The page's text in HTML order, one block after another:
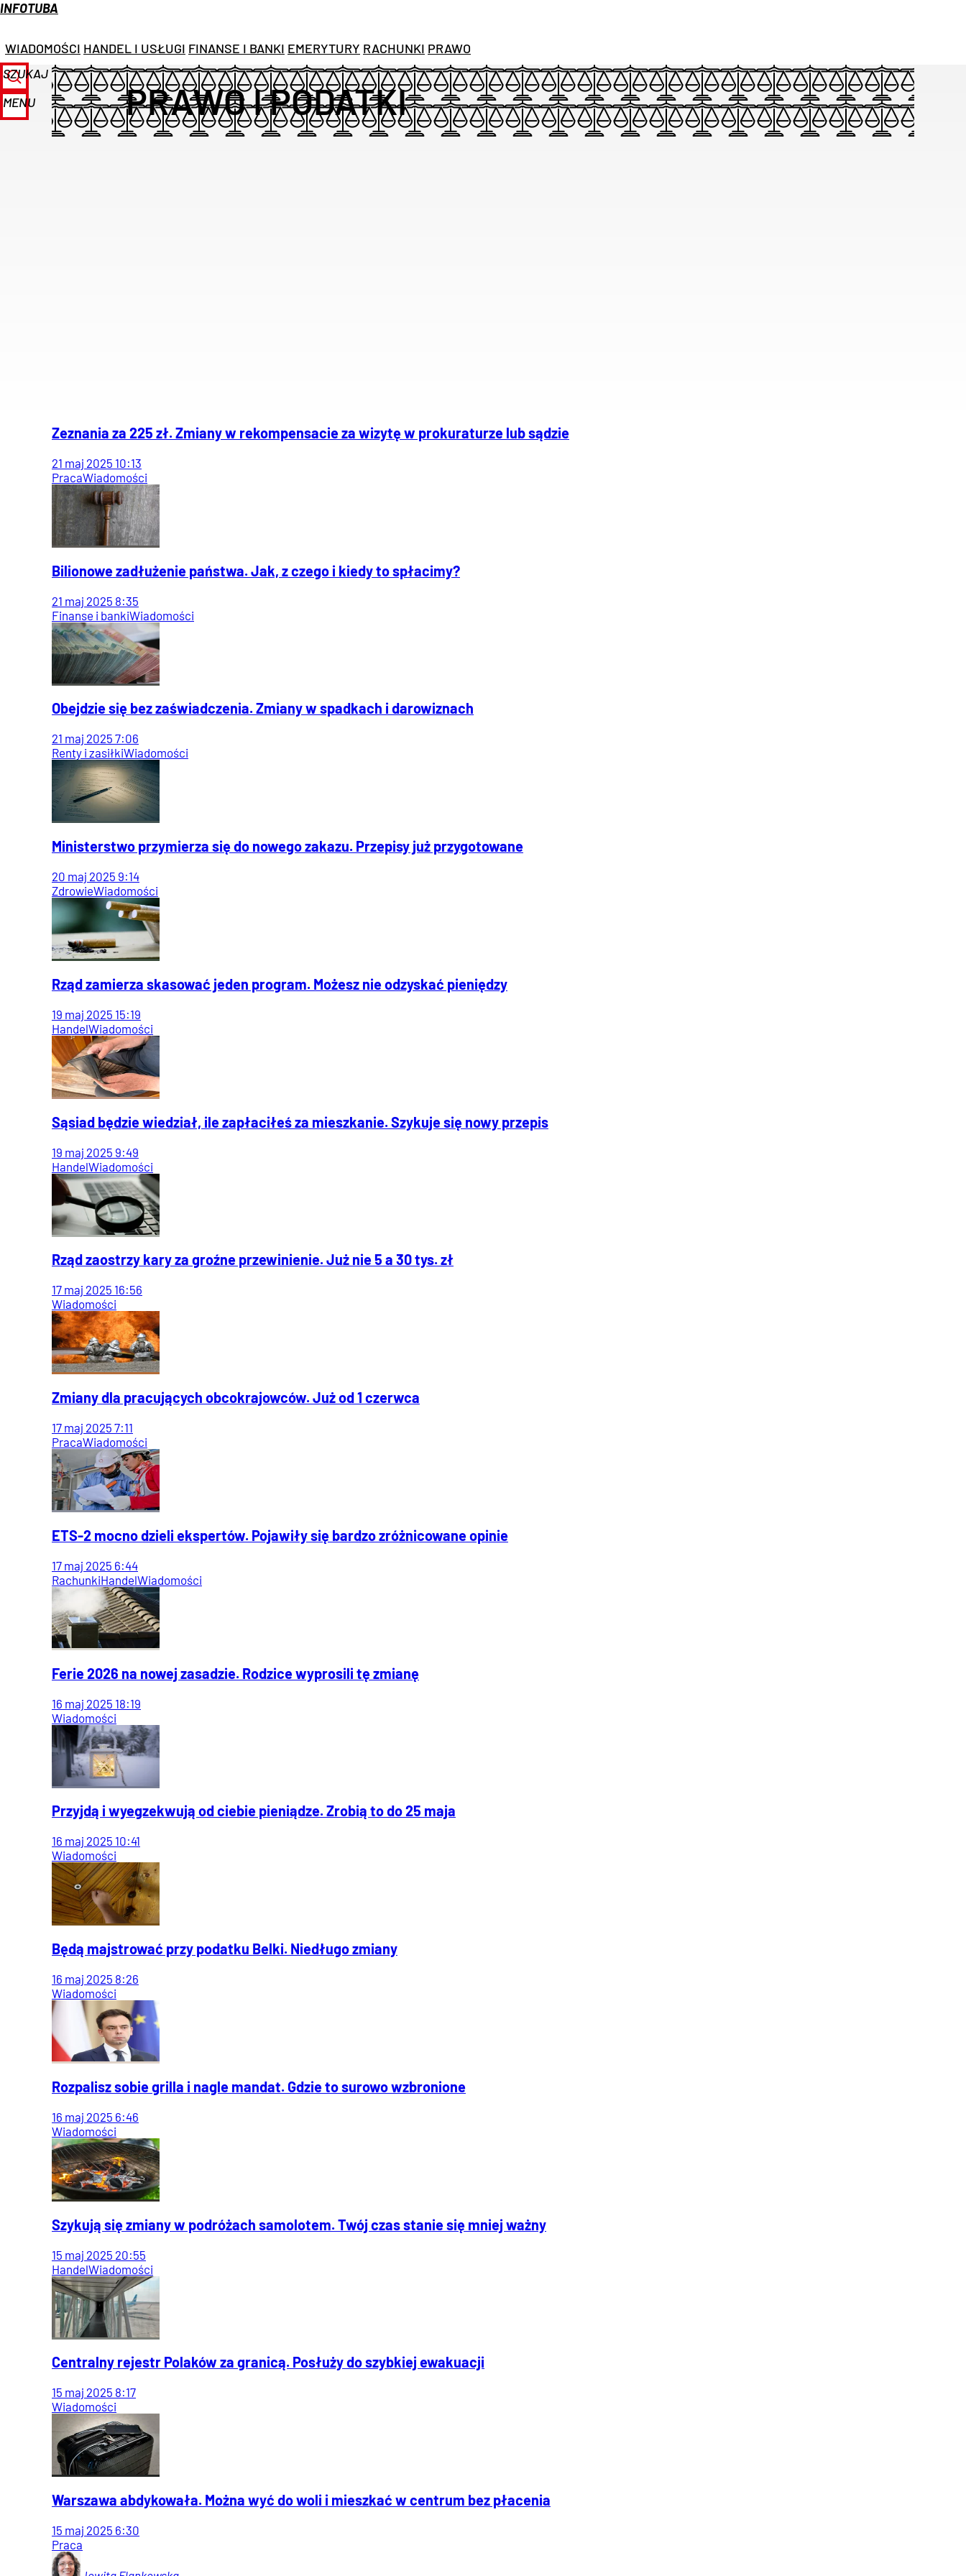
INFOTUBA
WIADOMOŚCI HANDEL I USŁUGI FINANSE I BANKI EMERYTURY RACHUNKI PRAWO
SZUKAJ
MENU
PRAWO I PODATKI
Zeznania za 225 zł. Zmiany w rekompensacie za wizytę w prokuraturze lub sądzie
21 maj 2025 10:13
PracaWiadomości
Bilionowe zadłużenie państwa. Jak, z czego i kiedy to spłacimy?
21 maj 2025 8:35
Finanse i bankiWiadomości
Obejdzie się bez zaświadczenia. Zmiany w spadkach i darowiznach
21 maj 2025 7:06
Renty i zasiłkiWiadomości
Ministerstwo przymierza się do nowego zakazu. Przepisy już przygotowane
20 maj 2025 9:14
ZdrowieWiadomości
Rząd zamierza skasować jeden program. Możesz nie odzyskać pieniędzy
19 maj 2025 15:19
HandelWiadomości
Sąsiad będzie wiedział, ile zapłaciłeś za mieszkanie. Szykuje się nowy przepis
19 maj 2025 9:49
HandelWiadomości
Rząd zaostrzy kary za groźne przewinienie. Już nie 5 a 30 tys. zł
17 maj 2025 16:56
Wiadomości
Zmiany dla pracujących obcokrajowców. Już od 1 czerwca
17 maj 2025 7:11
PracaWiadomości
ETS-2 mocno dzieli ekspertów. Pojawiły się bardzo zróżnicowane opinie
17 maj 2025 6:44
RachunkiHandelWiadomości
Ferie 2026 na nowej zasadzie. Rodzice wyprosili tę zmianę
16 maj 2025 18:19
Wiadomości
Przyjdą i wyegzekwują od ciebie pieniądze. Zrobią to do 25 maja
16 maj 2025 10:41
Wiadomości
Będą majstrować przy podatku Belki. Niedługo zmiany
16 maj 2025 8:26
Wiadomości
Rozpalisz sobie grilla i nagle mandat. Gdzie to surowo wzbronione
16 maj 2025 6:46
Wiadomości
Szykują się zmiany w podróżach samolotem. Twój czas stanie się mniej ważny
15 maj 2025 20:55
HandelWiadomości
Centralny rejestr Polaków za granicą. Posłuży do szybkiej ewakuacji
15 maj 2025 8:17
Wiadomości
Warszawa abdykowała. Można wyć do woli i mieszkać w centrum bez płacenia
15 maj 2025 6:30
Praca